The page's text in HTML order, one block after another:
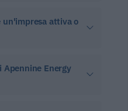
un'impresa attiva o
Apennine Energy